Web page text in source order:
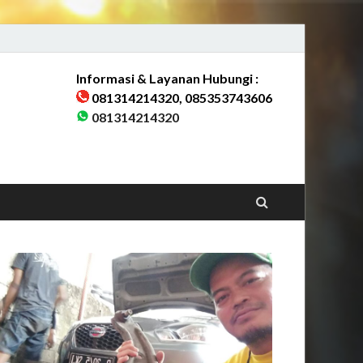
& Sekitarnya
Informasi & Layanan Hubungi :
081314214320, 085353743606
081314214320